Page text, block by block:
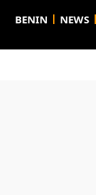
BENIN NEWS